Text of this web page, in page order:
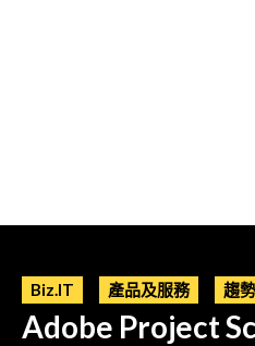
Biz.IT 產品及服務 趨
Adobe Project